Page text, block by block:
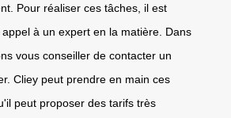
Pour réaliser ces tâches, il est
à un expert en la matière. Dans
vous conseiller de contacter un
Cliey peut prendre en main ces
peut proposer des tarifs très